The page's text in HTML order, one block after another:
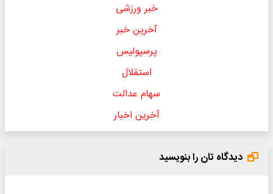
خبر ورزشی
آخرین خبر
پرسپولیس
استقلال
سهام عدالت
آخرین اخبار
دیدگاه تان را بنویسید